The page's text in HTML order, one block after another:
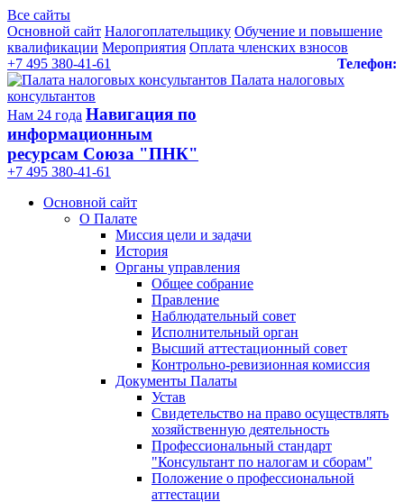
Все сайты
Основной сайт Налогоплательщику Обучение и повышение
квалификации Мероприятия Оплата членских взносов
Телефон:
+7 495 380-41-61
Палата налоговых
консультантов
Нам 24 года Навигация по
информационным
ресурсам Союза "ПНК"
+7 495 380‑41‑61
Основной сайт
О Палате
Миссия цели и задачи
История
Органы управления
Общее собрание
Правление
Наблюдательный совет
Исполнительный орган
Высший аттестационный совет
Контрольно-ревизионная комиссия
Документы Палаты
Устав
Свидетельство на право осуществлять
хозяйственную деятельность
Профессиональный стандарт
"Консультант по налогам и сборам"
Положение о профессиональной
аттестации